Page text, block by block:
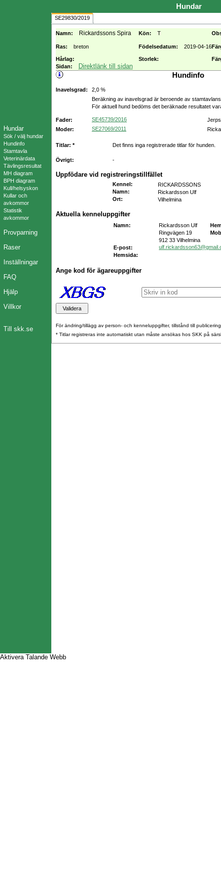
Hundar
Sök / välj hundar
Hundinfo
Stamtavla
Veterinärdata
Tävlingsresultat
MH diagram
BPH diagram
Kull/helsyskon
Kullar och
avkommor
Statistik
avkommor
Provparning
Raser
Inställningar
FAQ
Hjälp
Villkor
Till skk.se
Hundar
SE29830/2019
Namn: Rickardssons Spira Kön: T
Ras: breton Födelsedatum: 2019-04-16
Hårlag: Storlek:
Sidan:
Direktlänk till sidan
Hundinfo
Inavelsgrad:
2,0 %
Beräkning av inavelsgrad är beroende av
För aktuell hund bedöms det beräknade resultatet
Fader: SE45739/2016
Moder:
SE27069/2011
Titlar: * Det finns inga registrerade titlar för hunden.
Övrigt: -
Uppfödare vid registreringstillfället
Kennel :
RICKARDSSONS
Namn:
Rickardsson Ulf
Ort: Vilhelmina
Aktuella kenneluppgifter
Namn: Rickardsson Ulf
Ringvägen 19
912 33 Vilhelmina
E-post:
Hemsida:
Ange kod för ägareuppgifter
För ändring/tillägg av person- och kenneluppgifter, tillstånd till
* Titlar registreras inte automatiskt utan måste ansökas hos SKK på
Aktivera Talande Webb